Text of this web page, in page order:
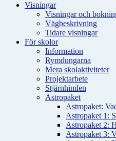
Visningar
Visningar och
Vägbeskrivning
Tidare visningar
För skolor
Information
Rymdungarna
Mera skolaktiviteter
Projektarbete
Stjärnhimlen
Astropaket
Astropaket:
Astropaket 1:
Astropaket 2:
Astropaket 3: